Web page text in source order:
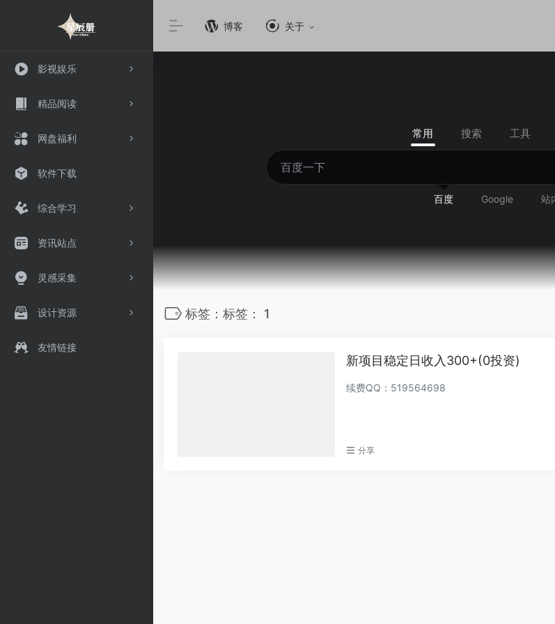
影视娱乐
精品阅读
网盘福利
软件下载
综合学习
资讯站点
灵感采集
设计资源
友情链接
博客 关于
常用 搜索 工具
百度 Google 站
标签：标签： 1
新项目稳定日收入300+(0投资)
续费QQ：519564698
分享